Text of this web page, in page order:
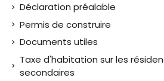
Déclaration préalable
Permis de construire
Documents utiles
Taxe d'habitation sur les
secondaires